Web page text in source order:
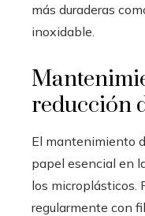
más duraderas
inoxidable.
reducción
El mantenimiento
papel esencial en
los microplásticos.
regularmente con